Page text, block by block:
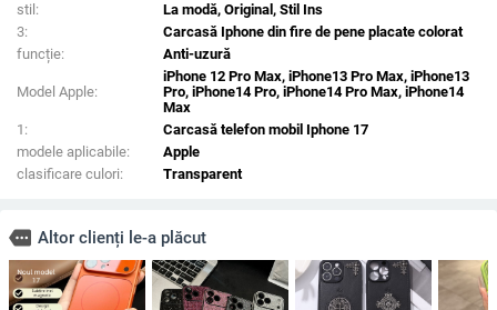
stil:
La modă, Original, Stil Ins
3:
Carcasă Iphone din fire de pene placate colorat
funcție:
Anti-uzură
Model Apple:
iPhone 12 Pro Max, iPhone13 Pro Max, iPhone13
Pro, iPhone14 Pro, iPhone14 Pro Max, iPhone14
Max
1:
Carcasă telefon mobil Iphone 17
modele aplicabile:
Apple
clasificare culori:
Transparent
more Altor clienți le-a plăcut